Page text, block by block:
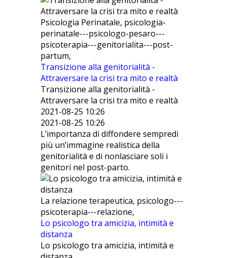
Psicologia Perinatale, psicologia-
perinatale---psicologo-pesaro---
psicoterapia---genitorialita---post-
partum,
Transizione alla genitorialità -
Attraversare la crisi tra mito e realtà
Transizione alla genitorialità -
Attraversare la crisi tra mito e realtà
2021-08-25 10:26
2021-08-25 10:26
L’importanza di diffondere sempredi
più un’immagine realistica della
genitorialità e di nonlasciare soli i
genitori nel post-parto.
La relazione terapeutica, psicologo---
psicoterapia---relazione,
Lo psicologo tra amicizia, intimità e
distanza
Lo psicologo tra amicizia, intimità e